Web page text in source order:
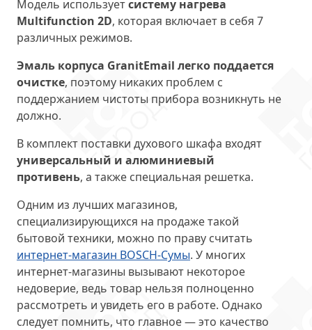
Модель используетсистему нагрева
Multifunction 2D, которая включает в себя 7
различных режимов.
Эмаль корпуса GranitEmail легко поддается
очистке, поэтому никаких проблем с
поддержанием чистоты прибора возникнуть не
должно.
В комплект поставки духового шкафа входят
универсальный и алюминиевый
противень, а также специальная решетка.
Одним из лучших магазинов,
специализирующихся на продаже такой
бытовой техники, можно по праву считать
интернет-магазин BOSCH-Сумы. У многих
интернет-магазины вызывают некоторое
недоверие, ведь товар нельзя полноценно
рассмотреть и увидеть его в работе. Однако
следует помнить, что главное — это качество